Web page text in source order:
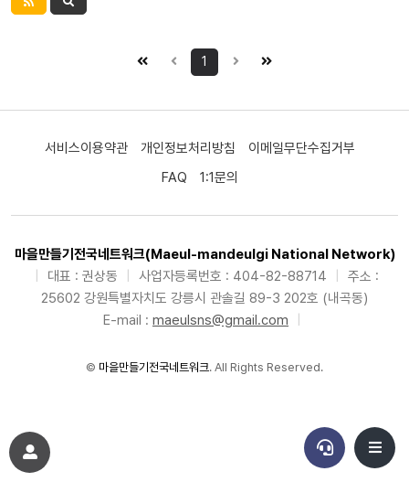
1
서비스이용약관 개인정보처리방침
이메일무단수집거부
FAQ
1:1문의
마을만들기전국네트워크(Maeul-mandeulgi National Network)
대표 : 권상동 사업자등록번호 : 404-82-88714
주소 :
25602 강원특별자치도 강릉시 관솔길 89-3 202호 (내곡동)
E-mail : maeulsns@gmail.com
© 마을만들기전국네트워크. All Rights Reserved.